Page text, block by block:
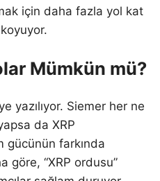
için daha fazla yol kat
Mümkün mü?
yazılıyor. Siemer her ne
da XRP
gücünün farkında
göre, “XRP ordusu”